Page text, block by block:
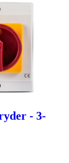
- 3-